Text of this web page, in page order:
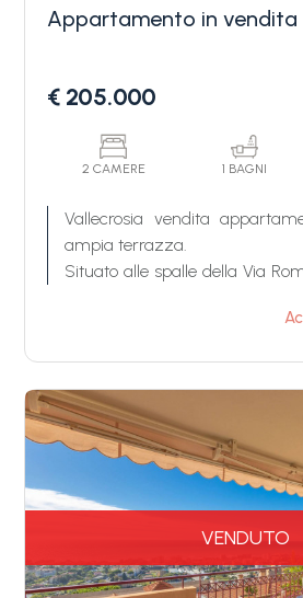
Appartamento in vendita
€ 205.000
2 CAMERE 1 BAGNI
Vallecrosia vendita
ampia terrazza.
Situato alle spalle della Via
apparamento Trilocale,
recintato nella proprietà.
Questo appartamento in
composto da disimpegno di
con angolo cottura, due
finestrato ed ampia terrazza
tutto l'appartamento.
prezzo, completa la
VENDUTO